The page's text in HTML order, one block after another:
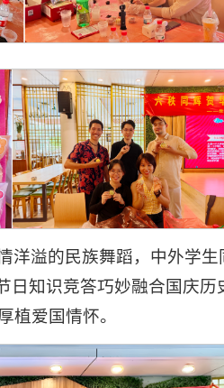
洋溢的民族舞蹈，中外学生
知识竞答巧妙融合国庆历
植爱国情怀。